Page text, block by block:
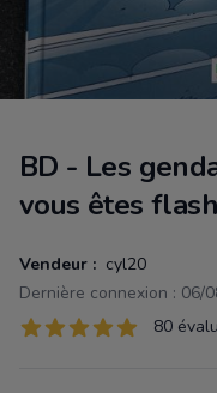
BD - Les
vous êtes
Vendeur : cyl20
Dernière connexion : 06/
Évaluations
80 sur 5 étoiles 80